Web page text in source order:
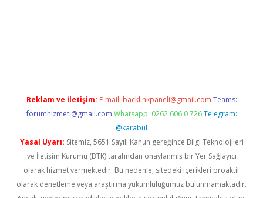
Reklam ve İletişim: E-mail: backlinkpaneli@gmail.com Teams:
forumhizmeti@gmail.com Whatsapp: 0262 606 0 726 Telegram:
@karabul
Yasal Uyarı: Sitemiz, 5651 Sayılı Kanun gereğince Bilgi Teknolojileri
ve İletişim Kurumu (BTK) tarafından onaylanmış bir Yer Sağlayıcı
olarak hizmet vermektedir. Bu nedenle, sitedeki içerikleri proaktif
olarak denetleme veya araştırma yükümlülüğümüz bulunmamaktadır.